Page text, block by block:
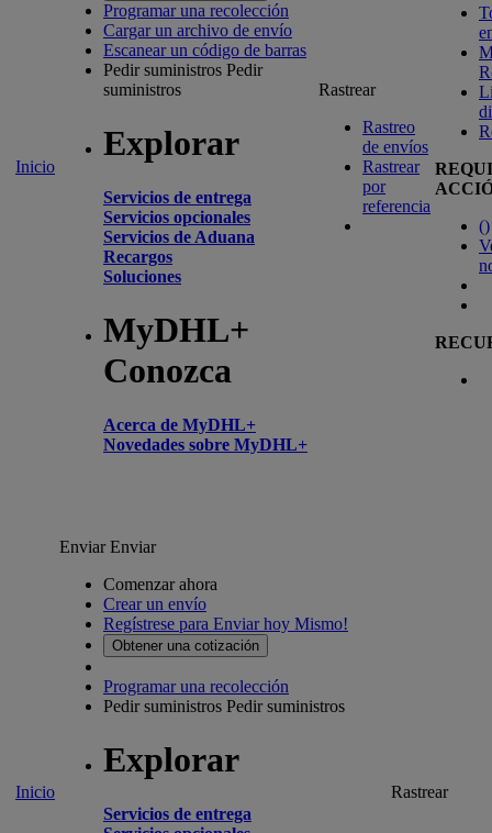
Inicio
Programar una recolección
Cargar un archivo de envío
Escanear un código de barras
Pedir suministros Pedir
suministros
Explorar
Servicios de entrega
Servicios opcionales
Servicios de Aduana
Recargos
Soluciones
MyDHL+
Conozca
Acerca de MyDHL+
Novedades sobre MyDHL+
Rastrear
Rastreo
de envíos
Rastrear
por
referencia
()
Inicio
EnviarEnviar
Comenzar ahora
Crear un envío
Regístrese para Enviar hoy Mismo!
Obtener una cotización
Programar una recolección
Pedir suministros Pedir suministros
Explorar
Servicios de entrega
Rastrear